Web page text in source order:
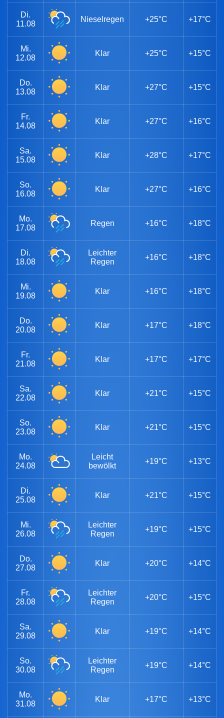
Di.
11.08
Nieselregen +25°C +17°C
Mi.
12.08
Klar +25°C +15°C
Do.
13.08
Klar +27°C +15°C
Fr.
14.08
Klar +27°C +16°C
Sa.
15.08
Klar +28°C +17°C
So.
16.08
Klar +27°C +16°C
Mo.
17.08
Regen +16°C +18°C
Di.
18.08
Leichter
Regen
+16°C +18°C
Mi.
19.08
Klar +16°C +18°C
Do.
20.08
Klar +17°C +18°C
Fr.
21.08
Klar +17°C +17°C
Sa.
22.08
Klar +21°C +15°C
So.
23.08
Klar +21°C +15°C
Mo.
24.08
Leicht
bewölkt
+19°C +13°C
Di.
25.08
Klar +21°C +15°C
Mi.
26.08
Leichter
Regen
+19°C +15°C
Do.
27.08
Klar +20°C +14°C
Fr.
28.08
Leichter
Regen
+20°C +15°C
Sa.
29.08
Klar +19°C +14°C
So.
30.08
Leichter
Regen
+19°C +14°C
Mo.
31.08
Klar +17°C +13°C